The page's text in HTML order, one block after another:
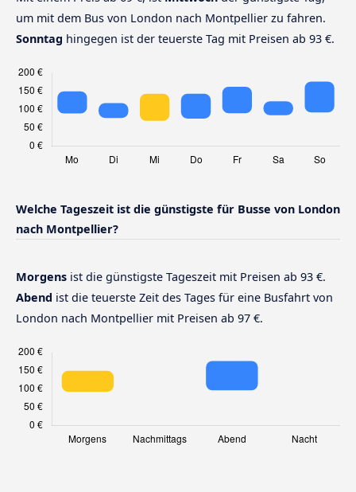
um mit dem Bus von London nach Montpellier zu fahren.
Sonntag hingegen ist der teuerste Tag mit Preisen ab 93 €.
Welche Tageszeit ist die günstigste für Busse von London
nach Montpellier?
Morgens ist die günstigste Tageszeit mit Preisen ab 93 €.
Abend ist die teuerste Zeit des Tages für eine Busfahrt von
London nach Montpellier mit Preisen ab 97 €.